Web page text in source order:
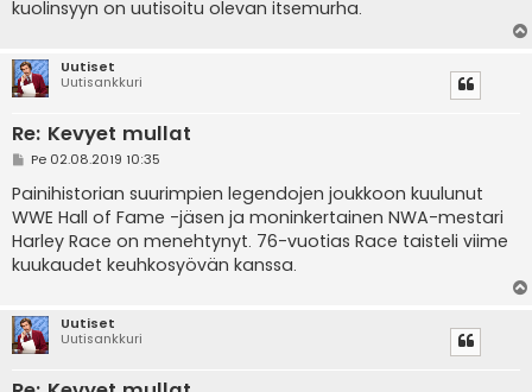
kuolinsyyn on uutisoitu olevan itsemurha.
Uutiset
Uutisankkuri
Re: Kevyet mullat
V
e
s
t
i
Pe 02.08.2019 10:35
Painihistorian suurimpien legendojen joukkoon kuulunut
WWE Hall of Fame -jäsen ja moninkertainen NWA-mestari
Harley Race on menehtynyt. 76-vuotias Race taisteli viime
kuukaudet keuhkosyövän kanssa.
Uutiset
Uutisankkuri